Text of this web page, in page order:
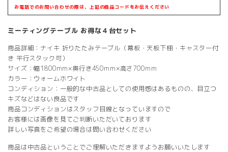
お電話でのお問い合わせの際は、上記の商品コードをお伝えください
ミーティングテーブル お得な４台セット
商品詳細：ナイキ 折りたたみテーブル（幕板・天板下棚・キャスター付
き 平行スタック可）
サイズ：幅1800mm×奥行き450mm×高さ700mm
カラー：ウォームホワイト
コンディション：一般的な中古品としての使用感はあるものの、目立つ
キズなどはない良品です
商品コンディションはスタッフ目線となっていますので
お客様には画像を見てご判断いただいております
詳しい写真をご希望の場合は問い合わせください
商品は中古品ということでご理解いただきますようお願いいたします